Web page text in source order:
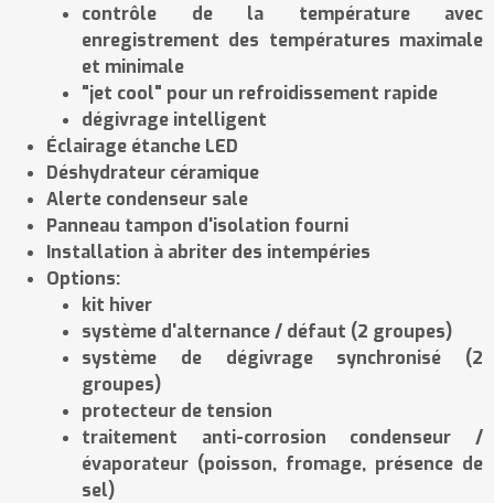
contrôle de la température avec
enregistrement des températures maximale
et minimale
"jet cool" pour un refroidissement rapide
dégivrage intelligent
Éclairage étanche LED
Déshydrateur céramique
Alerte condenseur sale
Panneau tampon d'isolation fourni
Installation à abriter des intempéries
Options:
kit hiver
système d'alternance / défaut (2 groupes)
système de dégivrage synchronisé (2
groupes)
protecteur de tension
traitement anti-corrosion condenseur /
évaporateur (poisson, fromage, présence de
sel)